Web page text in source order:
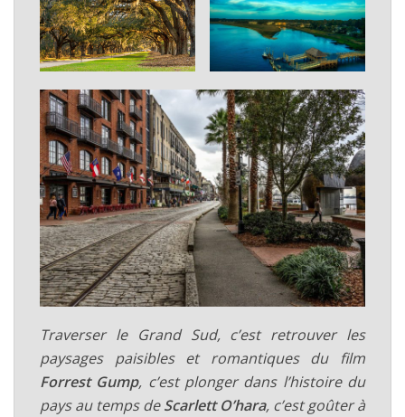
Traverser le Grand Sud, c’est retrouver les
paysages paisibles et romantiques du film
Forrest Gump, c’est plonger dans l’histoire du
pays au temps deScarlett O’hara, c’est goûter à